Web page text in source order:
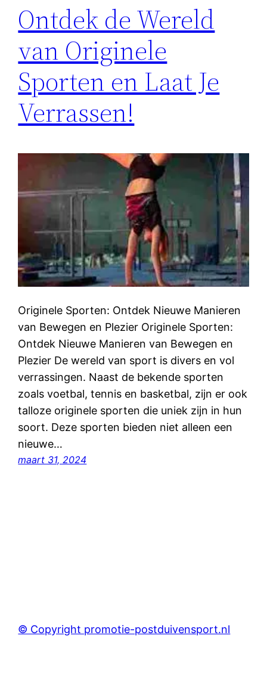
Ontdek de Wereld
van Originele
Sporten en Laat Je
Verrassen!
Originele Sporten: Ontdek Nieuwe Manieren
van Bewegen en Plezier Originele Sporten:
Ontdek Nieuwe Manieren van Bewegen en
Plezier De wereld van sport is divers en vol
verrassingen. Naast de bekende sporten
zoals voetbal, tennis en basketbal, zijn er ook
talloze originele sporten die uniek zijn in hun
soort. Deze sporten bieden niet alleen een
nieuwe…
maart 31, 2024
© Copyright promotie-postduivensport.nl